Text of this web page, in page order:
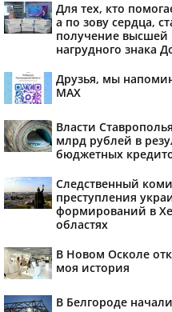
Для тех, кто
а по зову сердца,
получение высшей
нагрудного знака
Друзья, мы
МАХ
Власти
млрд рублей в
бюджетных
Следственный
преступления
формирований в
областях
В Новом Осколе
моя история
В Белгороде